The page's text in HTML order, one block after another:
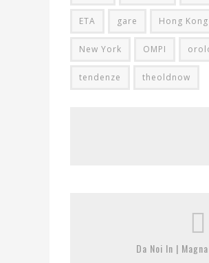
ETA gare Hong Kong
New York OMPI
tendenze theoldnow
Da Noi In |